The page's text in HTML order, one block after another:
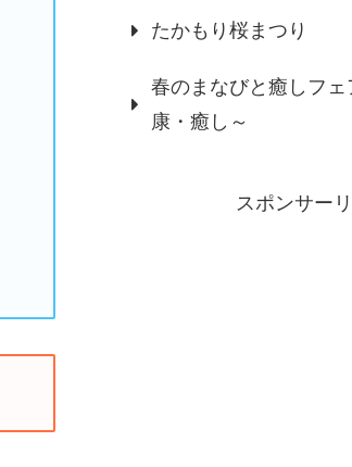
たかもり桜まつり
春のまなびと癒しフ
康・癒し～
スポンサー